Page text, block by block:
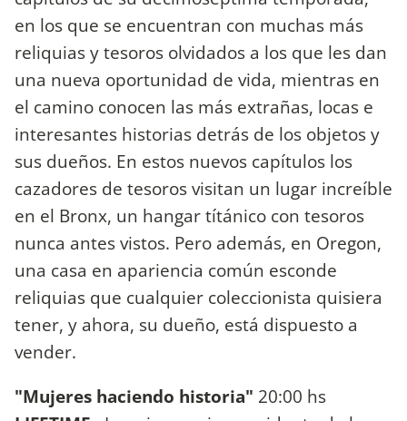
en los que se encuentran con muchas más
reliquias y tesoros olvidados a los que les dan
una nueva oportunidad de vida, mientras en
el camino conocen las más extrañas, locas e
interesantes historias detrás de los objetos y
sus dueños. En estos nuevos capítulos los
cazadores de tesoros visitan un lugar increíble
en el Bronx, un hangar títánico con tesoros
nunca antes vistos. Pero además, en Oregon,
una casa en apariencia común esconde
reliquias que cualquier coleccionista quisiera
tener, y ahora, su dueño, está dispuesto a
vender.
"Mujeres haciendo historia" 20:00 hs